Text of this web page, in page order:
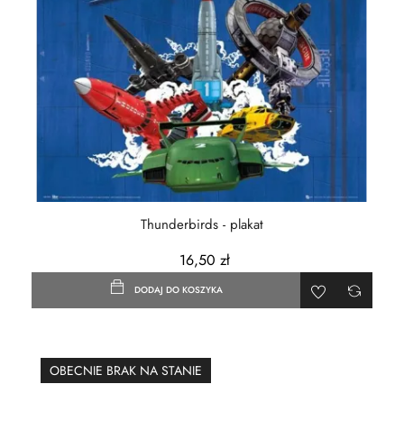
Thunderbirds - plakat
16,50 zł
DODAJ DO KOSZYKA
OBECNIE BRAK NA STANIE